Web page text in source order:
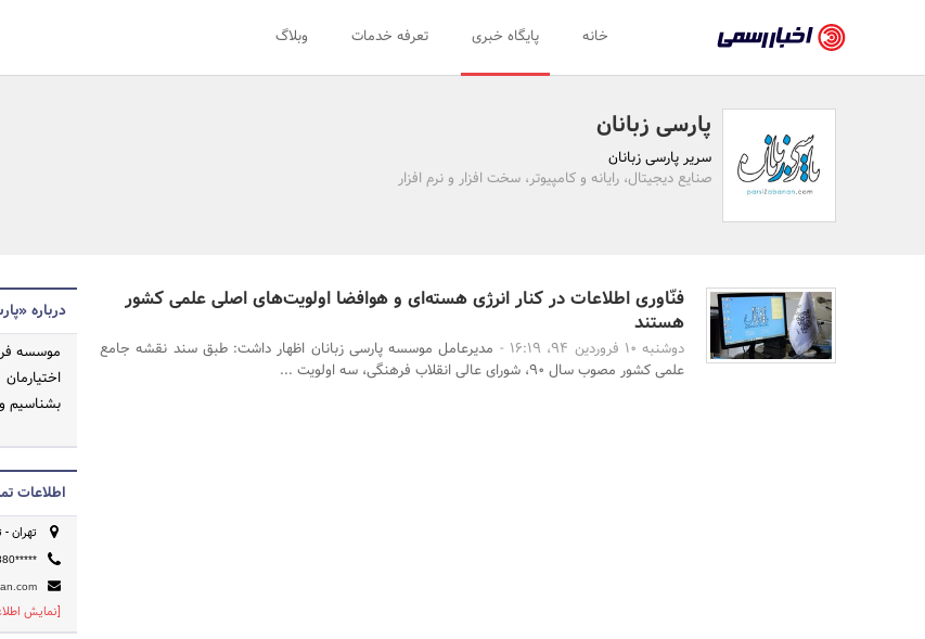
رسمی
-
اخبار
تایید
سازمان‌ها
روابط
خانه پایگاه خبری تعرفه خدمات وبلاگ
پارسی زبانان
سریر پارسی زبانان
صنایع دیجیتال، رایانه و کامپیوتر، سخت افزار و نرم افزار
فنّاوری اطلاعات در کنار انرژی هسته‌ای و هوافضا اولویت‌های اصلی علمی کشور
هستند
دوشنبه 10 فروردین 94، 16:19 -
مدیرعامل موسسه پارسی زبانان اظهار داشت: طبق سند نقشه جامع
علمی کشور مصوب سال 90، شورای عالی انقلاب فرهنگی، سه اولویت ...
درباره
موسسه
بشناسیم
اطلاعات
تهران -
[نمایش